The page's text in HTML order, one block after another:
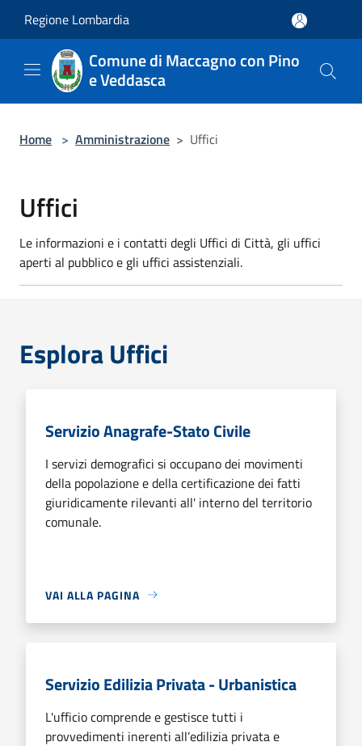
Regione Lombardia
Comune di Maccagno con Pino
e Veddasca
Home > Amministrazione > Uffici
Uffici
Le informazioni e i contatti degli Uffici di Città, gli uffici
aperti al pubblico e gli uffici assistenziali.
Esplora Uffici
Servizio Anagrafe-Stato Civile
I servizi demografici si occupano dei movimenti
della popolazione e della certificazione dei fatti
giuridicamente rilevanti all' interno del territorio
comunale.
VAI ALLA PAGINA
Servizio Edilizia Privata - Urbanistica
L'ufficio comprende e gestisce tutti i
provvedimenti inerenti all’edilizia privata e